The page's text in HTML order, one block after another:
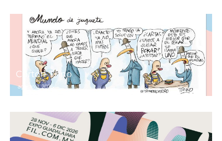
Cartón Trino
agosto 3, 2026